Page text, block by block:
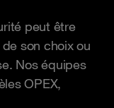
peut être
son choix ou
Nos équipes
OPEX,